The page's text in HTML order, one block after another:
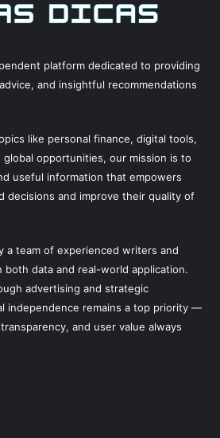
platform dedicated to providing
and insightful recommendations
like personal finance, digital tools,
opportunities, our mission is to
useful information that empowers
decisions and improve their quality of
a team of experienced writers and
both data and real-world application.
advertising and strategic
independence remains a top priority —
and user value always